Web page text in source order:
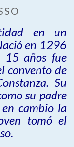
en un
en 1296
15 años fue
convento de
Su
su padre
cambio la
tomó el